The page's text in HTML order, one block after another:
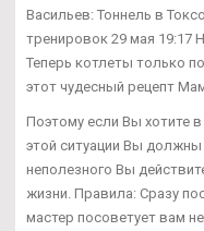
Васильев: Тоннель в
тренировок 29 мая 19:17
Теперь котлеты только
этот чудесный рецепт
Поэтому если Вы хотите
этой ситуации Вы должны
неполезного Вы
жизни. Правила: Сразу
мастер посоветует вам